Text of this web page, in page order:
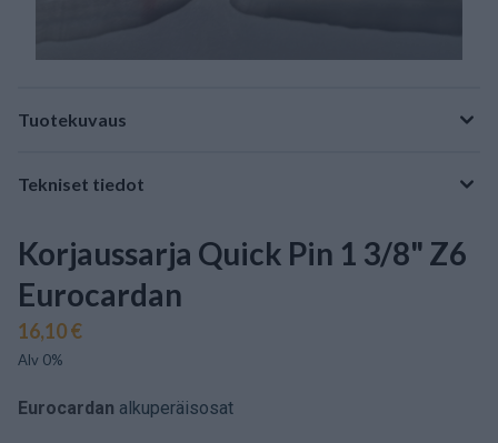
Tuotekuvaus
Tekniset tiedot
Korjaussarja Quick Pin 1 3/8" Z6
Eurocardan
16,10 €
Alv 0%
Eurocardan alkuperäisosat